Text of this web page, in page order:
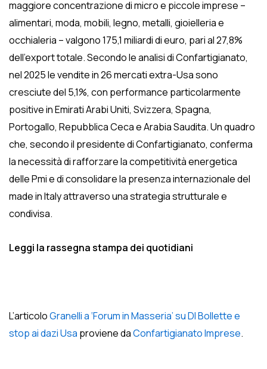
maggiore concentrazione di micro e piccole imprese –
alimentari, moda, mobili, legno, metalli, gioielleria e
occhialeria – valgono 175,1 miliardi di euro, pari al 27,8%
dell’export totale. Secondo le analisi di Confartigianato,
nel 2025 le vendite in 26 mercati extra-Usa sono
cresciute del 5,1%, con performance particolarmente
positive in Emirati Arabi Uniti, Svizzera, Spagna,
Portogallo, Repubblica Ceca e Arabia Saudita. Un quadro
che, secondo il presidente di Confartigianato, conferma
la necessità di rafforzare la competitività energetica
delle Pmi e di consolidare la presenza internazionale del
made in Italy attraverso una strategia strutturale e
condivisa.
Leggi la rassegna stampa dei quotidiani
L’articoloGranelli a ‘Forum in Masseria’ su Dl Bollette e
stop ai dazi Usa proviene daConfartigianato Imprese.